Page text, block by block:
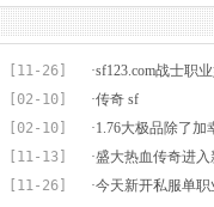
[11-26] ·sf123.com战士职
[02-10]
·传奇 sf
[02-10]
·1.76大极品除了
灯笼项链
[11-13] ·盛大热血传奇进
级速度
[11-26] ·今天新开私服单